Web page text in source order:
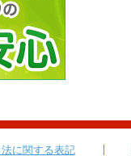
に関する表記